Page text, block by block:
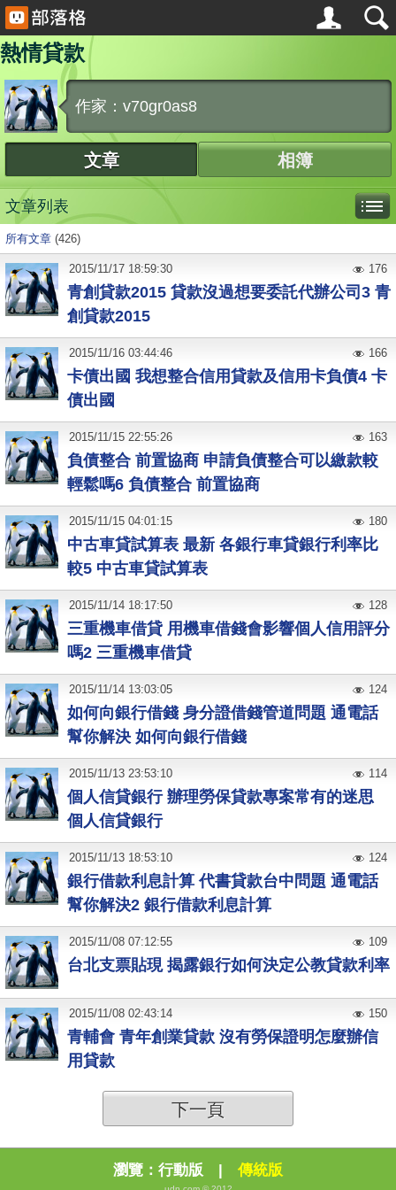
熱情貸款
作家：v70gr0as8
文章 相簿
文章列表
所有文章 (426)
青創貸款2015 貸款沒過想要委託代辦公司3 青
創貸款2015
2015/11/17 18:59:30 176
卡債出國 我想整合信用貸款及信用卡負債4 卡
債出國
2015/11/16 03:44:46 166
負債整合 前置協商 申請負債整合可以繳款較
輕鬆嗎6 負債整合 前置協商
2015/11/15 22:55:26 163
中古車貸試算表 最新 各銀行車貸銀行利率比
較5 中古車貸試算表
2015/11/15 04:01:15 180
三重機車借貸 用機車借錢會影響個人信用評分
嗎2 三重機車借貸
2015/11/14 18:17:50 128
如何向銀行借錢 身分證借錢管道問題 通電話
幫你解決 如何向銀行借錢
2015/11/14 13:03:05 124
個人信貸銀行 辦理勞保貸款專案常有的迷思
個人信貸銀行
2015/11/13 23:53:10 114
銀行借款利息計算 代書貸款台中問題 通電話
幫你解決2 銀行借款利息計算
2015/11/13 18:53:10 124
台北支票貼現 揭露銀行如何決定公教貸款利率
2015/11/08 07:12:55 109
青輔會 青年創業貸款 沒有勞保證明怎麼辦信
用貸款
2015/11/08 02:43:14 150
下一頁
瀏覽： 行動版 | 傳統版